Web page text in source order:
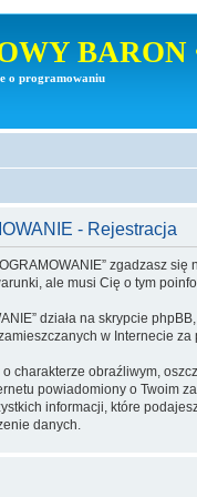
BARON
o programowaniu
- Rejestracja
zgadzasz
ale musi Cię o tym
działa na skrypcie
w Internecie
charakterze obraźliwym,
powiadomiony o Twoim
informacji, które
danych.